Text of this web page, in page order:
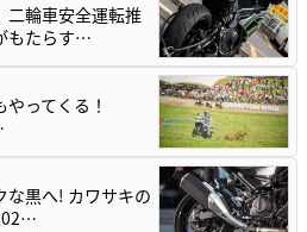
二輪車安全運転推
もたらす…
ってくる！
な黒へ! カワサキの